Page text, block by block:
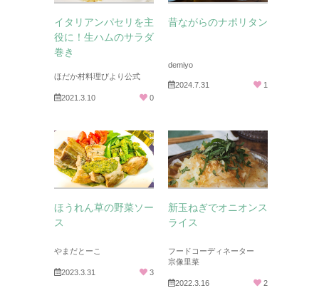
イタリアンパセリを主
役に！生ハムのサラダ
巻き
ほだか村料理びより公式
2021.3.10 0
昔ながらのナポリタン
demiyo
2024.7.31 1
ほうれん草の野菜ソー
ス
やまだとーこ
2023.3.31 3
新玉ねぎでオニオンス
ライス
フードコーディネーター
宗像里菜
2022.3.16 2